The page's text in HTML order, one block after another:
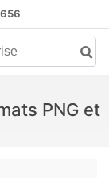
PNG et